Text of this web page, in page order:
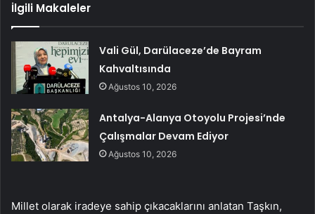
İlgili Makaleler
Vali Gül, Darülaceze’de Bayram
Kahvaltısında
Ağustos 10, 2026
Antalya-Alanya Otoyolu Projesi’nde
Çalışmalar Devam Ediyor
Ağustos 10, 2026
Millet olarak iradeye sahip çıkacaklarını anlatan Taşkın,